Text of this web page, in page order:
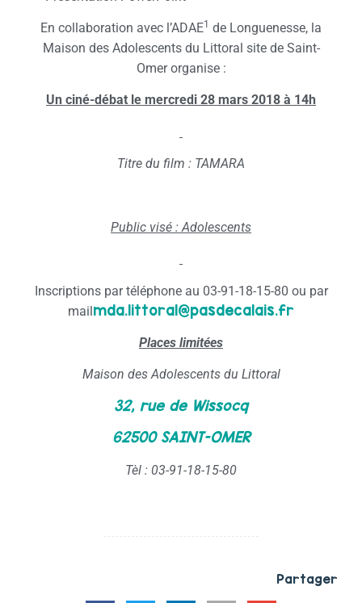
En collaboration avec l’ADAE1 de Longuenesse, la
Maison des Adolescents du Littoral site de Saint-
Omer organise :
Un ciné-débat le mercredi 28 mars 2018 à 14h
Titre du film : TAMARA
Public visé : Adolescents
Inscriptions par téléphone au 03-91-18-15-80 ou par
mailmda.littoral@pasdecalais.fr
Places limitées
Maison des Adolescents du Littoral
32, rue de Wissocq
62500 SAINT-OMER
Tèl : 03-91-18-15-80
Partager